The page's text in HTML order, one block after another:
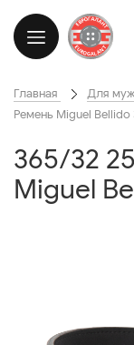
Главная Для
Ремень Miguel
365/32
Miguel